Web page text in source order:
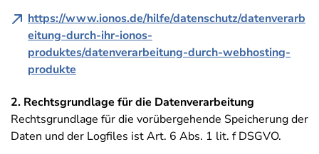
https://www.ionos.de/hilfe/datenschutz/datenverarb
eitung-durch-ihr-ionos-
produktes/datenverarbeitung-durch-webhosting-
produkte
2. Rechtsgrundlage für die Datenverarbeitung
Rechtsgrundlage für die vorübergehende Speicherung der
Daten und der Logfiles ist Art. 6 Abs. 1 lit. f DSGVO.